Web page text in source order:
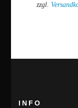
zzgl.
INFO